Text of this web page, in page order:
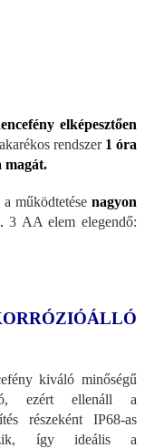
elképesztően
rendszer 1 óra
magát.
működtetése nagyon
. 3 AA elem elegendő:
kiváló minőségű
ezért ellenáll a
részeként IP68-as
így ideális a